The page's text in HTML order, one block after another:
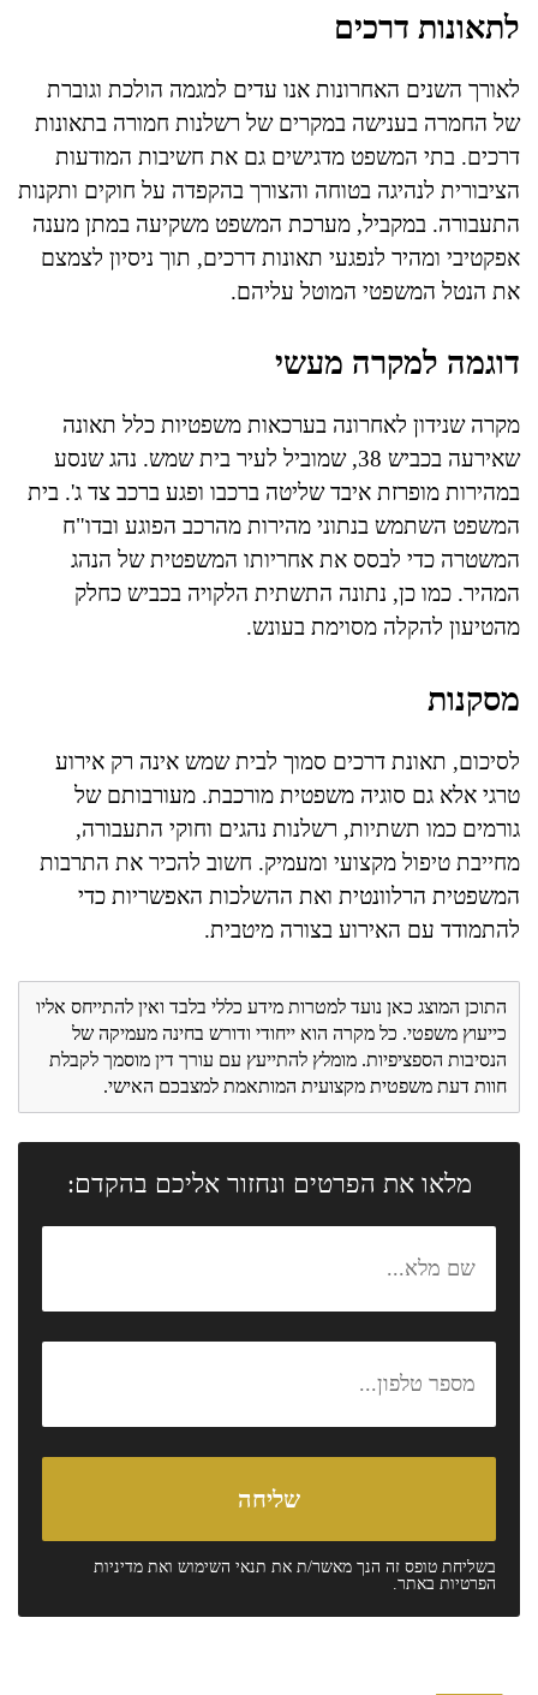
לתאונות דרכים
לאורך השנים האחרונות אנו עדים למגמה הולכת וגוברת
של החמרה בענישה במקרים של רשלנות חמורה בתאונות
דרכים. בתי המשפט מדגישים גם את חשיבות המודעות
הציבורית לנהיגה בטוחה והצורך בהקפדה על חוקים ותקנות
התעבורה. במקביל, מערכת המשפט משקיעה במתן מענה
אפקטיבי ומהיר לנפגעי תאונות דרכים, תוך ניסיון לצמצם
את הנטל המשפטי המוטל עליהם.
דוגמה למקרה מעשי
מקרה שנידון לאחרונה בערכאות משפטיות כלל תאונה
שאירעה בכביש 38, שמוביל לעיר בית שמש. נהג שנסע
במהירות מופרזת איבד שליטה ברכבו ופגע ברכב צד ג'. בית
המשפט השתמש בנתוני מהירות מהרכב הפוגע ובדו"ח
המשטרה כדי לבסס את אחריותו המשפטית של הנהג
המהיר. כמו כן, נתונה התשתית הלקויה בכביש כחלק
מהטיעון להקלה מסוימת בעונש.
מסקנות
לסיכום, תאונת דרכים סמוך לבית שמש אינה רק אירוע
טרגי אלא גם סוגיה משפטית מורכבת. מעורבותם של
גורמים כמו תשתיות, רשלנות נהגים וחוקי התעבורה,
מחייבת טיפול מקצועי ומעמיק. חשוב להכיר את התרבות
המשפטית הרלוונטית ואת ההשלכות האפשריות כדי
להתמודד עם האירוע בצורה מיטבית.
התוכן המוצג כאן נועד למטרות מידע כללי בלבד ואין להתייחס אליו
כייעוץ משפטי. כל מקרה הוא ייחודי ודורש בחינה מעמיקה של
הנסיבות הספציפיות. מומלץ להתייעץ עם עורך דין מוסמך לקבלת
חוות דעת משפטית מקצועית המותאמת למצבכם האישי.
מלאו את הפרטים ונחזור אליכם בהקדם:
בשליחת טופס זה הנך מאשר/ת את תנאי השימוש ואת מדיניות
הפרטיות באתר.